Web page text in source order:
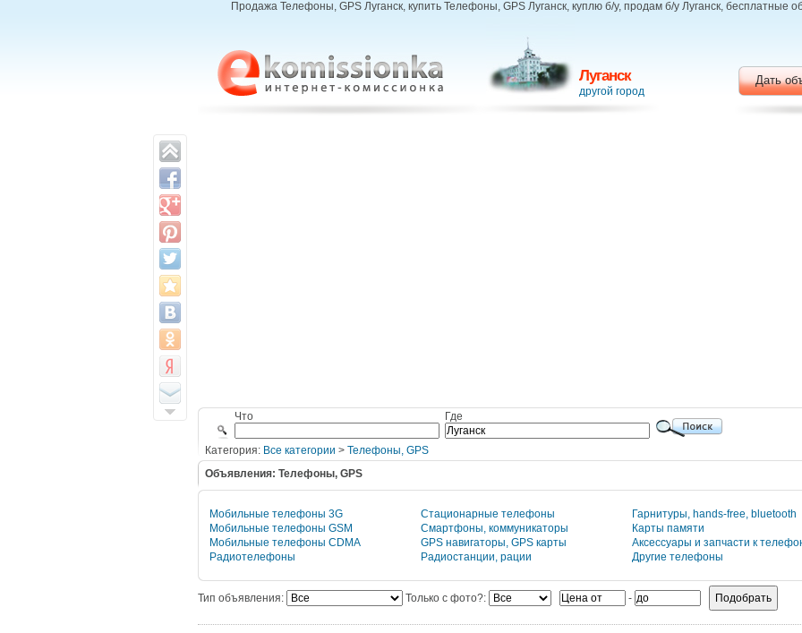
Продажа Телефоны, GPS Луганск, купить Телефоны, GPS Луганск, куплю б/у, продам б/у Луганск, бесплатные
Луганск
другой город
Дать
Что Где
Категория: Все категории > Телефоны, GPS
Объявления: Телефоны, GPS
Мобильные телефоны 3G
Мобильные телефоны GSM
Мобильные телефоны CDMA
Радиотелефоны
Стационарные телефоны
Смартфоны, коммуникаторы
GPS навигаторы, GPS карты
Радиостанции, рации
Гарнитуры, hands-free, bluetooth
Карты памяти
Аксессуары и запчасти к
Другие телефоны
Тип объявления: Только с фото?: -